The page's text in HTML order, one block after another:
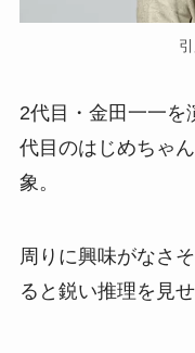
2代目・金田一一を
代目のはじめちゃ
象。
周りに興味がなさ
ると鋭い推理を見